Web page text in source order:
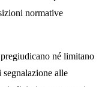
normative
né limitano
alle